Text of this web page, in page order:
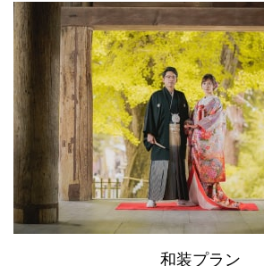
和装プラン